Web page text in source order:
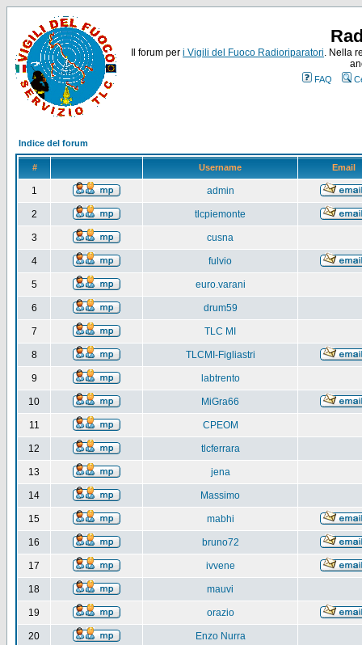
Il forum per i Vigili del Fuoco Radioriparatori. Nella
FAQ
Indice del forum
# Username Email
1 admin
2 tlcpiemonte
3 cusna
4 fulvio
5 euro.varani
6 drum59
7 TLC MI
8 TLCMI-Figliastri
9 labtrento
10 MiGra66
11 CPEOM
12 tlcferrara
13 jena
14 Massimo
15 mabhi
16 bruno72
17 ivvene
18 mauvi
19 orazio
20 Enzo Nurra